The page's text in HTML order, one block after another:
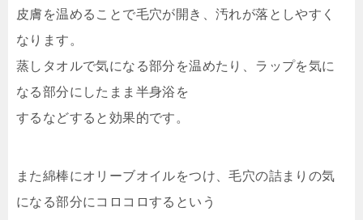
皮膚を温めることで毛穴が開き、汚れが落としやすく
なります。
蒸しタオルで気になる部分を温めたり、ラップを気に
なる部分にしたまま半身浴を
するなどすると効果的です。
また綿棒にオリーブオイルをつけ、毛穴の詰まりの気
になる部分にコロコロするという